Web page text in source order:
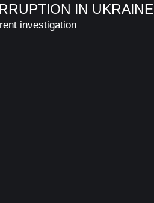
IN UKRAINE
investigation